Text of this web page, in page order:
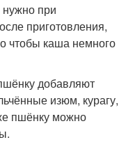
при
приготовления,
чтобы каша немного
добавляют
изюм, курагу,
пшёнку можно